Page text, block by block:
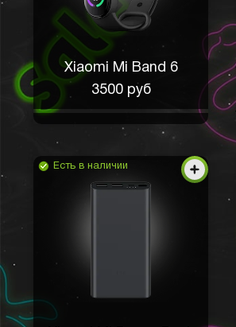
Xiaomi Mi Band 6
3500 руб
Есть в наличии